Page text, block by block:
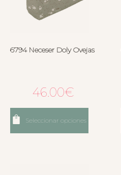
6794 Neceser Doly Ovejas
46.00€
Seleccionar opciones